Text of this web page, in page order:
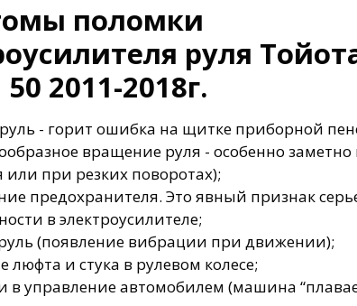
поломки
руля
2011-2018г.
- горит ошибка на щитке приборной
вращение руля - особенно заметно
при резких поворотах);
предохранителя. Это явный признак
в электроусилителе;
(появление вибрации при движении);
люфта и стука в рулевом колесе;
в управление автомобилем (машина